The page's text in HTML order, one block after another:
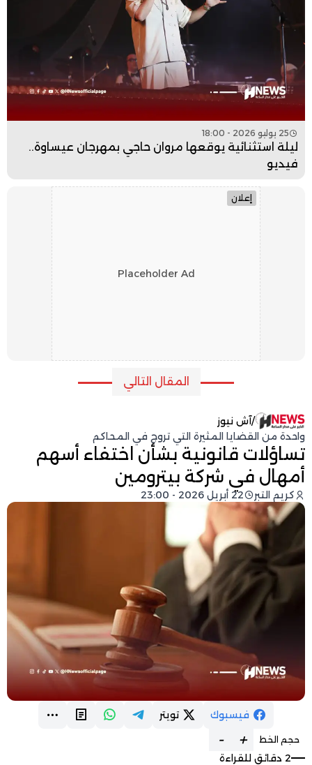
25 يوليو 2026 - 18:00
ليلة استثنائية يوقعها مروان حاجي بمهرجان عيساوة..
فيديو
إعلان
Placeholder Ad
المقال التالي
/آش نيوز
واحدة من القضايا المثيرة التي تروج في المحاكم
تساؤلات قانونية بشأن اختفاء أسهم
أمهال في شركة بيترومين
كريم التبر 22 أبريل 2026 - 23:00
فيسبوك تويتر
حجم الخط +
-
2 دقائق للقراءة